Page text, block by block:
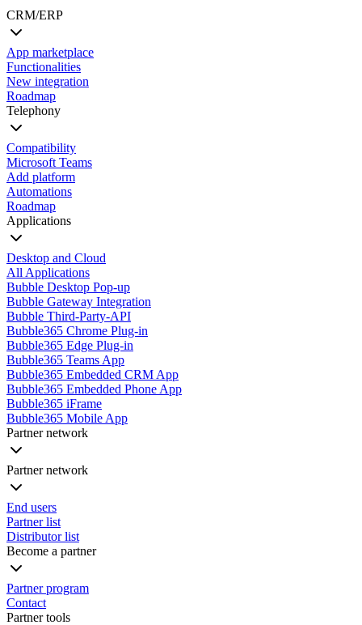
CRM/ERP
App marketplace
Functionalities
New integration
Roadmap
Telephony
Compatibility
Microsoft Teams
Add platform
Automations
Roadmap
Applications
Desktop and Cloud
All Applications
Bubble Desktop Pop-up
Bubble Gateway Integration
Bubble Third-Party-API
Bubble365 Chrome Plug-in
Bubble365 Edge Plug-in
Bubble365 Teams App
Bubble365 Embedded CRM App
Bubble365 Embedded Phone App
Bubble365 iFrame
Bubble365 Mobile App
Partner network
Partner network
End users
Partner list
Distributor list
Become a partner
Partner program
Contact
Partner tools